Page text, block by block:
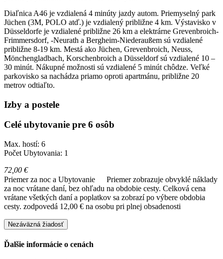
Diaľnica A46 je vzdialená 4 minúty jazdy autom. Priemyselný park
Jüchen (3M, POLO atď.) je vzdialený približne 4 km. Výstavisko v
Düsseldorfe je vzdialené približne 26 km a elektrárne Grevenbroich-
Frimmersdorf, -Neurath a Bergheim-Niederaußem sú vzdialené
približne 8-19 km. Mestá ako Jüchen, Grevenbroich, Neuss,
Mönchengladbach, Korschenbroich a Düsseldorf sú vzdialené 10 –
30 minút. Nákupné možnosti sú vzdialené 5 minút chôdze. Veľké
parkovisko sa nachádza priamo oproti apartmánu, približne 20
metrov odtiaľto.
Izby a postele
Celé ubytovanie pre 6 osôb
Max. hostí: 6
Počet Ubytovania: 1
72,00 €
Priemer za noc a Ubytovanie
Priemer zobrazuje obvyklé náklady
za noc vrátane daní, bez ohľadu na obdobie cesty. Celková cena
vrátane všetkých daní a poplatkov sa zobrazí po výbere obdobia
cesty. zodpovedá 12,00 € na osobu pri plnej obsadenosti
Nezáväzná žiadosť
Ďalšie informácie o cenách